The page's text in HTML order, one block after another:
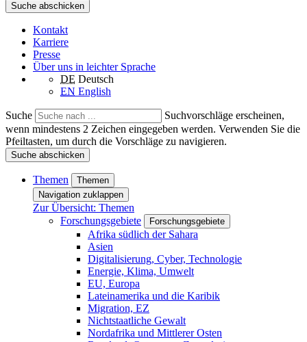
Suche abschicken
Kontakt
Karriere
Presse
Über uns in leichter Sprache
DE Deutsch
EN English
Suche
Suchvorschläge erscheinen,
wenn mindestens 2 Zeichen eingegeben werden. Verwenden Sie die
Pfeiltasten, um durch die Vorschläge zu navigieren.
Suche abschicken
Themen
Themen
Navigation zuklappen
Zur Übersicht: Themen
Forschungsgebiete
Forschungsgebiete
Afrika südlich der Sahara
Asien
Digitalisierung, Cyber, Technologie
Energie, Klima, Umwelt
EU, Europa
Lateinamerika und die Karibik
Migration, EZ
Nichtstaatliche Gewalt
Nordafrika und Mittlerer Osten